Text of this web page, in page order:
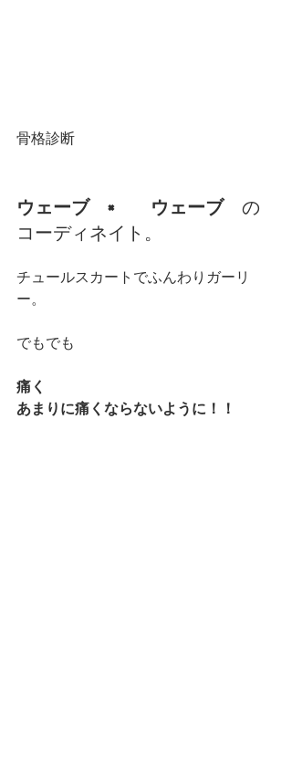
骨格診断
ウェーブ　×　　ウェーブ の
コーディネイト。
チュールスカートでふんわりガーリ
ー。
でもでも
痛く
あまりに痛くならないように！！